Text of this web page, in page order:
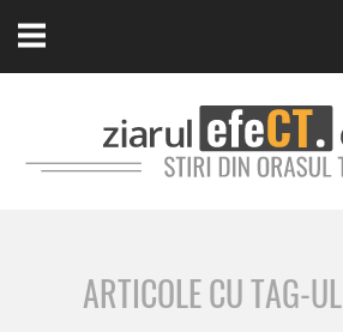
ARTICOLE CU TAG-UL